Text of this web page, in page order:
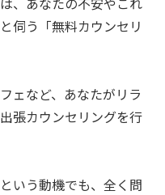
伺う「無料カウンセリ
ェなど、あなたがリラ
張カウンセリングを行
いう動機でも、全く問